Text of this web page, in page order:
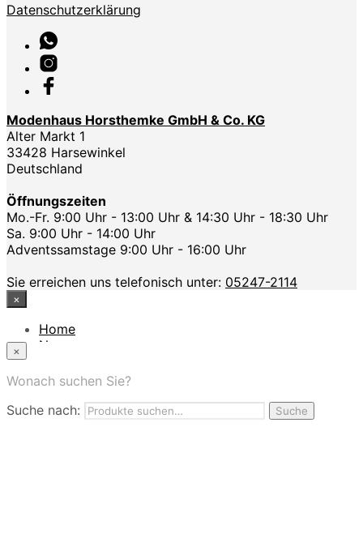
Datenschutzerklärung
Modenhaus Horsthemke GmbH & Co. KG
Alter Markt 1
33428 Harsewinkel
Deutschland
Öffnungszeiten
Mo.-Fr. 9:00 Uhr - 13:00 Uhr & 14:30 Uhr - 18:30 Uhr
Sa. 9:00 Uhr - 14:00 Uhr
Adventssamstage 9:00 Uhr - 16:00 Uhr
Sie erreichen uns telefonisch unter: 05247-2114
×
Home
News
App
Nutzungbedingungen
×
Wonach suchen Sie?
Suche nach:
Suche